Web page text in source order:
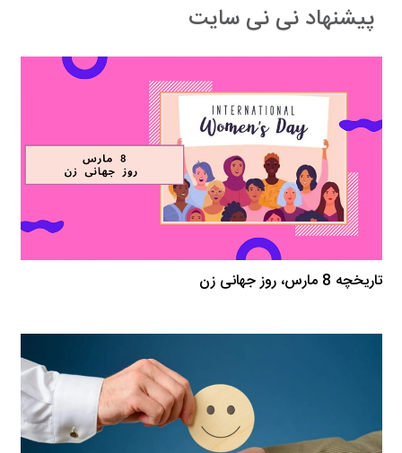
پیشنهاد نی نی سایت
تاریخچه 8 مارس، روز جهانی زن